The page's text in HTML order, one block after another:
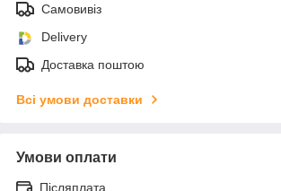
Самовивіз
Delivery
Доставка поштою
Всі умови доставки
Умови оплати
Післяплата